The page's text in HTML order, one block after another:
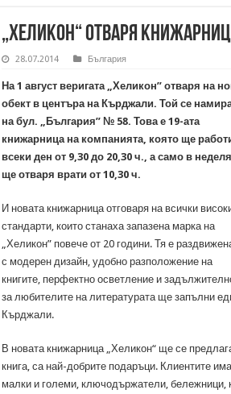
„Хеликон“ отваря
28.07.2014 България
На 1 август веригата „Хеликон” отваря на
обект в центъра на Кърджали. Той се
на бул. „България” № 58. Това е 19-ата
книжарница на компанията, която ще
всеки ден от 9,30 до 20,30 ч., а само в неделя
ще отваря врати от 10,30 ч.
И новата книжарница отговаря на всички
стандарти, които станаха запазена марка на
„Хеликон” повече от 20 години. Тя е
с модерен дизайн, удобно разположение на
книгите, перфектно осветление и
за любителите на литературата ще запълни
Кърджали.
В новата книжарница „Хеликон“ ще се
книга, са най-добрите подаръци. Клиентите
малки и големи, ключодържатели, бележници,